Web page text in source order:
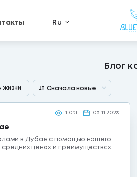
Ru
Блог
жизни Сначала новые
1,091 03.11.2023
в Дубае с помощью нашего
ценах и преимуществах.